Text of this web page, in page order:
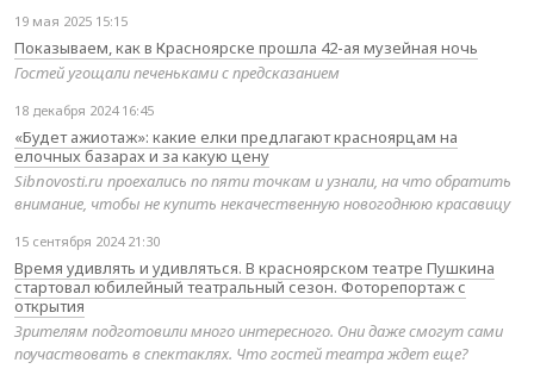
19 мая 2025 15:15
Показываем, как в Красноярске прошла 42-ая музейная ночь
Гостей угощали печеньками с предсказанием
18 декабря 2024 16:45
«Будет ажиотаж»: какие елки предлагают красноярцам на
елочных базарах и за какую цену
Sibnovosti.ru проехались по пяти точкам и узнали, на что обратить
внимание, чтобы не купить некачественную новогоднюю красавицу
15 сентября 2024 21:30
Время удивлять и удивляться. В красноярском театре Пушкина
стартовал юбилейный театральный сезон. Фоторепортаж с
открытия
Зрителям подготовили много интересного. Они даже смогут сами
поучаствовать в спектаклях. Что гостей театра ждет еще?